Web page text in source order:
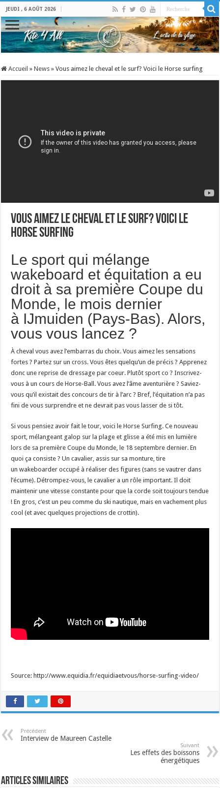
JEUDI , 6 AOÛT 2026
Accueil » News » Vous aimez le cheval et le surf? Voici le Horse surfing
Vous aimez le cheval et le surf? Voici le
Horse surfing
Le sport qui mélange
wakeboard et équitation a eu
droit à sa première Coupe du
Monde, le mois dernier
à IJmuiden (Pays-Bas). Alors,
vous vous lancez ?
À cheval vous avez l’embarras du choix. Vous aimez les sensations
fortes ? Partez sur un cross. Vous êtes quelqu’un de précis ? Apprenez
donc une reprise de dressage par coeur. Plutôt sport co ? Inscrivez-
vous à un cours de Horse-Ball. Vous avez l’âme aventurière ? Saviez-
vous qu’il existait des concours de tir à l’arc ? Bref, l’équitation n’a pas
fini de vous surprendre et ne devrait pas vous lasser de si tôt.
Si vous pensiez avoir fait le tour, voici le Horse Surfing. Ce nouveau
sport, mélangeant galop sur la plage et glisse a été mis en lumière
lors de sa première Coupe du Monde, le 18 septembre dernier. En
quoi ça consiste ? Un cavalier, assis sur sa monture, tire
un wakeboarder occupé à réaliser des figures (sans se vautrer dans
l’écume). Détrompez-vous, le cavalier a un rôle important. Il doit
maintenir une vitesse constante pour que la corde soit toujours tendue
! En gros, c’est un peu comme du ski nautique, mais en vachement plus
cool (et avec quelques projections de crottin).
Source: http://www.equidia.fr/equidiaetvous/horse-surfing-video/
Précédent
Interview de Maureen Castelle
Suivant
Les effets des boissons
énergétiques
Articles similaires